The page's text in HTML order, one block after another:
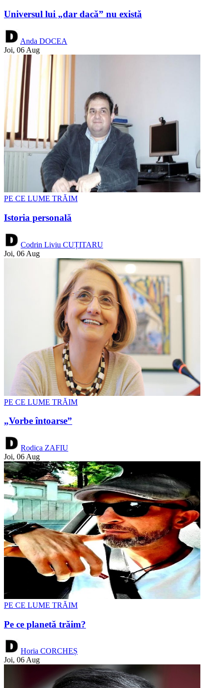
Universul lui „dar dacă” nu există
Anda DOCEA
Joi, 06 Aug
PE CE LUME TRĂIM
Istoria personală
Codrin Liviu CUȚITARU
Joi, 06 Aug
PE CE LUME TRĂIM
„Vorbe întoarse”
Rodica ZAFIU
Joi, 06 Aug
PE CE LUME TRĂIM
Pe ce planetă trăim?
Horia CORCHEȘ
Joi, 06 Aug